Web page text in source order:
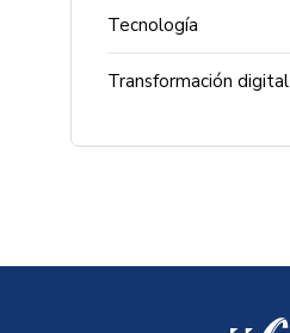
Tecnología
Transformación digital